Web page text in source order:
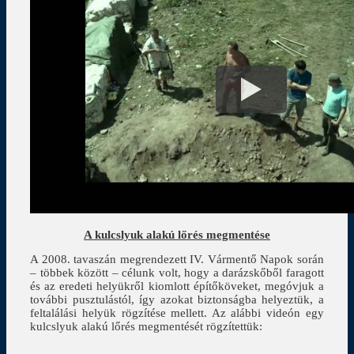
A kulcslyuk alakú lőrés megmentése
A 2008. tavaszán megrendezett IV. Vármentő Napok során
– többek között – célunk volt, hogy a darázskőből faragott
és az eredeti helyükről kiomlott építőköveket, megóvjuk a
további pusztulástól, így azokat biztonságba helyeztük, a
feltalálási helyük rögzítése mellett. Az alábbi videón egy
kulcslyuk alakú lőrés megmentését rögzítettük: